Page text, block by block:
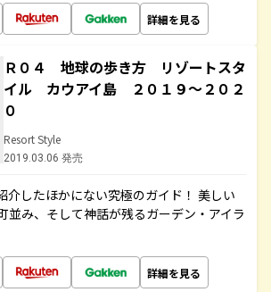
詳細を見る
Ｒ０４ 地球の歩き方 リゾートスタ
イル カウアイ島 ２０１９～２０２
０
Resort Style
2019.03.06 発売
介したほかにない究極のガイド！ 美しい
並み、そして神話が残るガーデン・アイラ
詳細を見る